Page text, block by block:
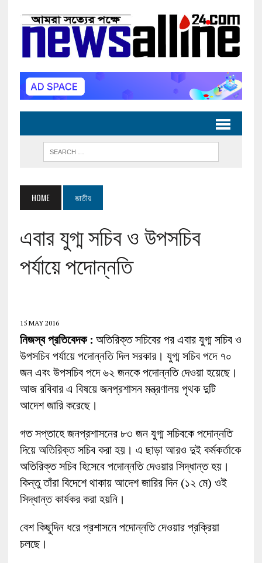
HOME জাতীয়
এবার যুগ্ম সচিব ও উপসচিব
পর্যায়ে পদোন্নতি
15 MAY 2016
নিজস্ব প্রতিবেদক : অতিরিক্ত সচিবের পর এবার যুগ্ম সচিব ও
উপসচিব পর্যায়ে পদোন্নতি দিল সরকার। যুগ্ম সচিব পদে ৭০
জন এবং উপসচিব পদে ৬২ জনকে পদোন্নতি দেওয়া হয়েছে।
আজ রবিবার এ বিষয়ে জনপ্রশাসন মন্ত্রণালয় পৃথক দুটি
আদেশ জারি করেছে।
গত সপ্তাহে জনপ্রশাসনের ৮৩ জন যুগ্ম সচিবকে পদোন্নতি
দিয়ে অতিরিক্ত সচিব করা হয়। এ ছাড়া আরও দুই কর্মকর্তাকে
অতিরিক্ত সচিব হিসেবে পদোন্নতি দেওয়ার সিদ্ধান্ত হয়।
কিন্তু তাঁরা বিদেশে থাকায় আদেশ জারির দিন (১২ মে) ওই
সিদ্ধান্ত কার্যকর করা হয়নি।
বেশ কিছুদিন ধরে প্রশাসনে পদোন্নতি দেওয়ার প্রক্রিয়া
চলছে।